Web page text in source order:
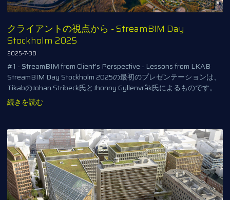
クライアントの視点から - StreamBIM Day
Stockholm 2025
2025-7-30
#1 - StreamBIM from Client's Perspective - Lessons from LKAB
StreamBIM Day Stockholm 2025の最初のプレゼンテーションは、
TikabのJohan Stribeck氏とJhonny Gyllenvråk氏によるものです。
続きを読む